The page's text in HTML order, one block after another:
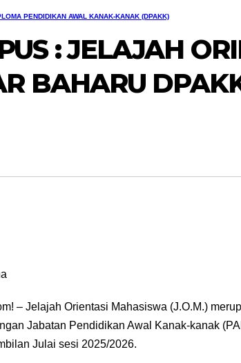
PENDIDIKAN AWAL KANAK-KANAK (DPAKK)
: JELAJAH
BAHARU
– Jelajah Orientasi Mahasiswa (J.O.M.)
Jabatan Pendidikan Awal Kanak-kanak
Julai sesi 2025/2026.